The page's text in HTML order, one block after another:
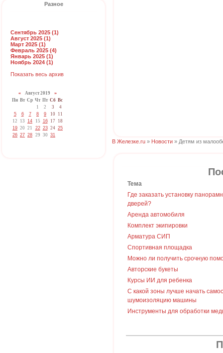
Разное
Сентябрь 2025 (1)
Август 2025 (1)
Март 2025 (1)
Февраль 2025 (4)
Январь 2025 (1)
Ноябрь 2024 (1)
Показать весь архив
«Август 2019 »
Пн Вт Ср Чт Пт Сб Вс
1
2 3
4
5
6 7 8 9 10 11
12
13 14 15 16 17 18
19 20 21 22 23 24 25
26 27 28 29 30 31
В Железке.ru » Новости » Детям из
Тема
Где заказать установку
дверей?
Аренда автомобиля
Комплект экипировки
Арматура СИП
Спортивная площадка
Можно ли получить срочную
Авторские букеты
Курсы ИИ для ребенка
С какой зоны лучше начать
шумоизоляцию машины
Инструменты для обработки